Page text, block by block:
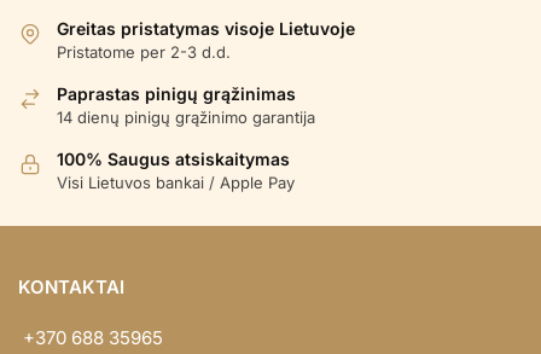
Greitas pristatymas visoje Lietuvoje
Pristatome per 2-3 d.d.
Paprastas pinigų grąžinimas
14 dienų pinigų grąžinimo garantija
100% Saugus atsiskaitymas
Visi Lietuvos bankai / Apple Pay
KONTAKTAI
+370 688 35965